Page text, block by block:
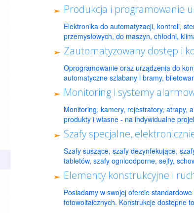
Produkcja i programowanie
Elektronika do automatyzacji, kontroli,
przemysłowych, do maszyn, chłodni,
Zautomatyzowany dostęp i
Oprogramowanie oraz urządzenia do
automatyczne szlabany i bramy,
Monitoring i systemy
Monitoring, kamery, rejestratory, atrapy,
produkty i własne - na indywidualne
Szafy specjalne,
Szafy suszące, szafy dezynfekujące,
tabletów, szafy ognioodporne, sejfy,
Elementy konstrukcyjne i
Posiadamy w swojej ofercie
fotowoltaicznych. Konstrukcje dostepne